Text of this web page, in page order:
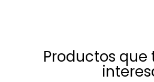
Productos que